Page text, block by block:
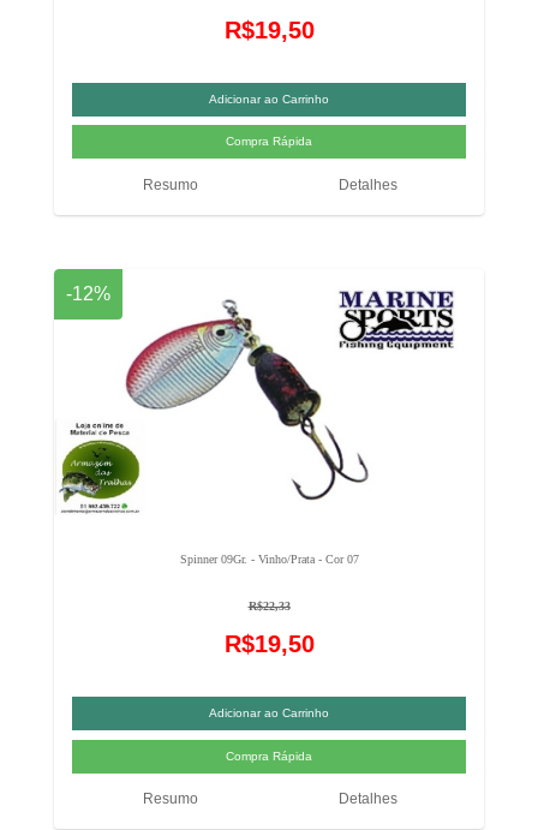
R$19,50
Resumo Detalhes
-12%
Spinner 09Gr. - Vinho/Prata - Cor 07
R$22,33
R$19,50
Resumo Detalhes